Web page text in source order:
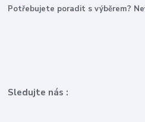
Potřebujete poradit s výběrem?
Sledujte nás :